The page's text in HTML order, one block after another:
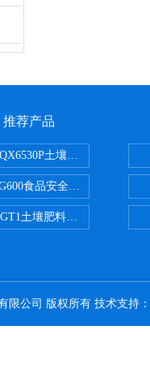
推荐产品
土壤氧化还原电位检
食品安全检测仪
土壤肥料养分检测仪
限公司 版权所有 技术支持：